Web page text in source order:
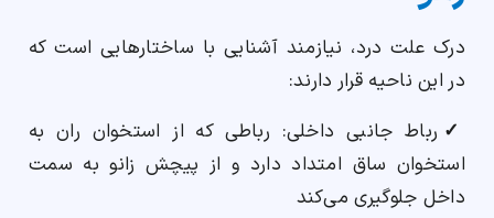
درک علت درد، نیازمند آشنایی با ساختارهایی است که
در این ناحیه قرار دارند:
✓ رباط جانبی داخلی: رباطی که از استخوان ران به
استخوان ساق امتداد دارد و از پیچش زانو به سمت
داخل جلوگیری می‌کند